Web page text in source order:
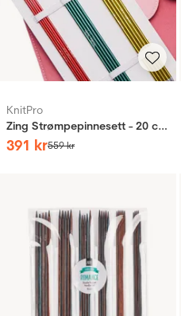
KnitPro
Zing Strømpepinnesett - 20 cm, 2.5 - 5.0 mm
391 kr559kr